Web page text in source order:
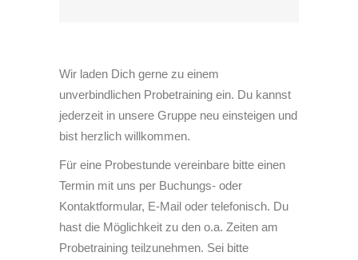
Wir laden Dich gerne zu einem
unverbindlichen Probetraining ein. Du kannst
jederzeit in unsere Gruppe neu einsteigen und
bist herzlich willkommen.
Für eine Probestunde vereinbare bitte einen
Termin mit uns per Buchungs- oder
Kontaktformular, E-Mail oder telefonisch. Du
hast die Möglichkeit zu den o.a. Zeiten am
Probetraining teilzunehmen. Sei bitte